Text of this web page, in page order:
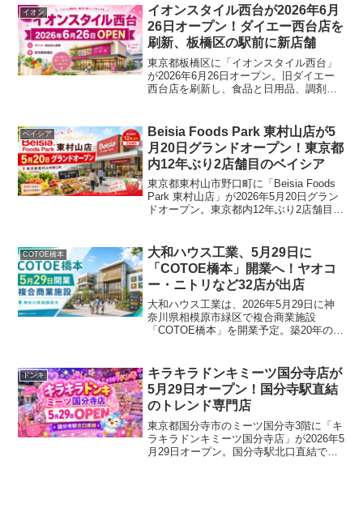
イオン
イオンスタイル西台が2026年6月
26日オープン！ダイエー西台店を
刷新、板橋区の駅前に新店舗
東京都板橋区に「イオンスタイル西台」
が2026年6月26日オープン。旧ダイエー
西台店を刷新し、食品と日用品、調剤、
ベイシア
Beisia Foods Park 東村山店が5
月20日グランドオープン！東京都
内12年ぶり2店舗目のベイシア
東京都東村山市野口町に「Beisia Foods
Park 東村山店」が2026年5月20日グラン
ドオープン。東京都内12年ぶり2店舗目と
ます。
COTOE橋本
大和ハウス工業、5月29日に
「COTOE橋本」開業へ！ヤオコ
ー・ニトリなど32店が出店
大和ハウス工業は、2026年5月29日に神
奈川県相模原市緑区で複合商業施設
「COTOE橋本」を開業予定。築20年の大
ナントに、総店舗数32店の新たな生活拠
点として誕生します。
ドンキ
キラキラドンキミーツ国分寺店が
5月29日オープン！国分寺駅直結
のトレンド専門店
東京都国分寺市のミーツ国分寺3階に「キ
ラキラドンキミーツ国分寺店」が2026年5
月29日オープン。国分寺駅北口直結で、